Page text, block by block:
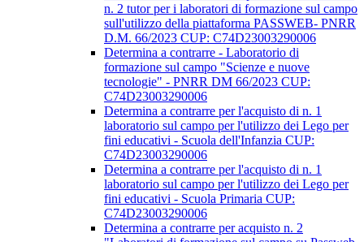
n. 2 tutor per i laboratori di formazione sul campo
sull'utilizzo della piattaforma PASSWEB- PNRR
D.M. 66/2023 CUP: C74D23003290006
Determina a contrarre - Laboratorio di
formazione sul campo "Scienze e nuove
tecnologie" - PNRR DM 66/2023 CUP:
C74D23003290006
Determina a contrarre per l'acquisto di n. 1
laboratorio sul campo per l'utilizzo dei Lego per
fini educativi - Scuola dell'Infanzia CUP:
C74D23003290006
Determina a contrarre per l'acquisto di n. 1
laboratorio sul campo per l'utilizzo dei Lego per
fini educativi - Scuola Primaria CUP:
C74D23003290006
Determina a contrarre per acquisto n. 2